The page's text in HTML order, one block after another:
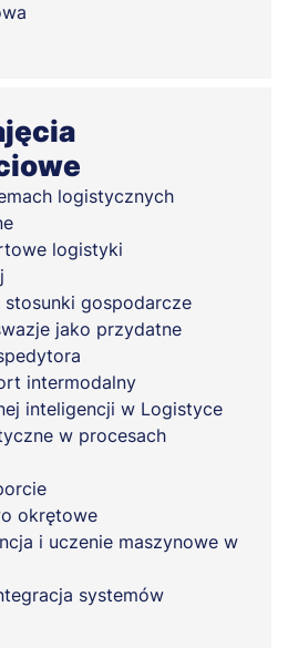
logistycznych
logistyki
gospodarcze
jako przydatne
intermodalny
inteligencji w Logistyce
w procesach
okrętowe
i uczenie maszynowe w
systemów